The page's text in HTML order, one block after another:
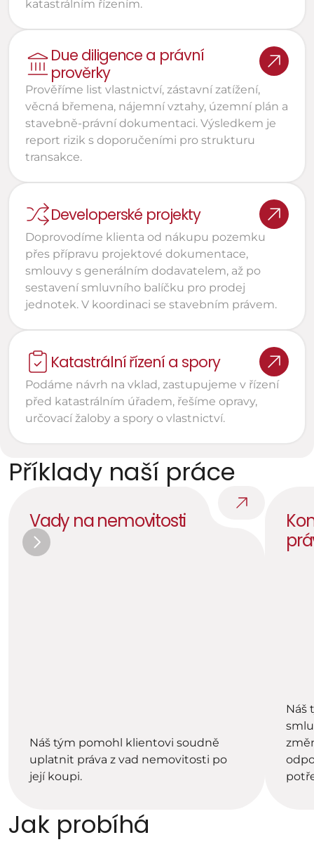
katastrálním řízením.
Due diligence a právní
prověrky
Prověříme list vlastnictví, zástavní zatížení,
věcná břemena, nájemní vztahy, územní plán a
stavebně-právní dokumentaci. Výsledkem je
report rizik s doporučeními pro strukturu
transakce.
Developerské projekty
Doprovodíme klienta od nákupu pozemku
přes přípravu projektové dokumentace,
smlouvy s generálním dodavatelem, až po
sestavení smluvního balíčku pro prodej
jednotek. V koordinaci se stavebním právem.
Katastrální řízení a spory
Podáme návrh na vklad, zastupujeme v řízení
před katastrálním úřadem, řešíme opravy,
určovací žaloby a spory o vlastnictví.
Příklady naší práce
Vady na nemovitosti
Náš tým pomohl klientovi soudně
uplatnit práva z vad nemovitosti po
její koupi.
Náš
Jak probíhá